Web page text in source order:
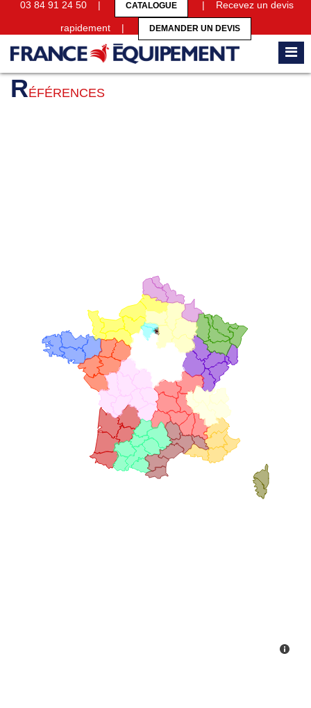
03 84 91 24 50 | CATALOGUE | Recevez un devis
rapidement | DEMANDER UN DEVIS
Accueil Références
RÉFÉRENCES